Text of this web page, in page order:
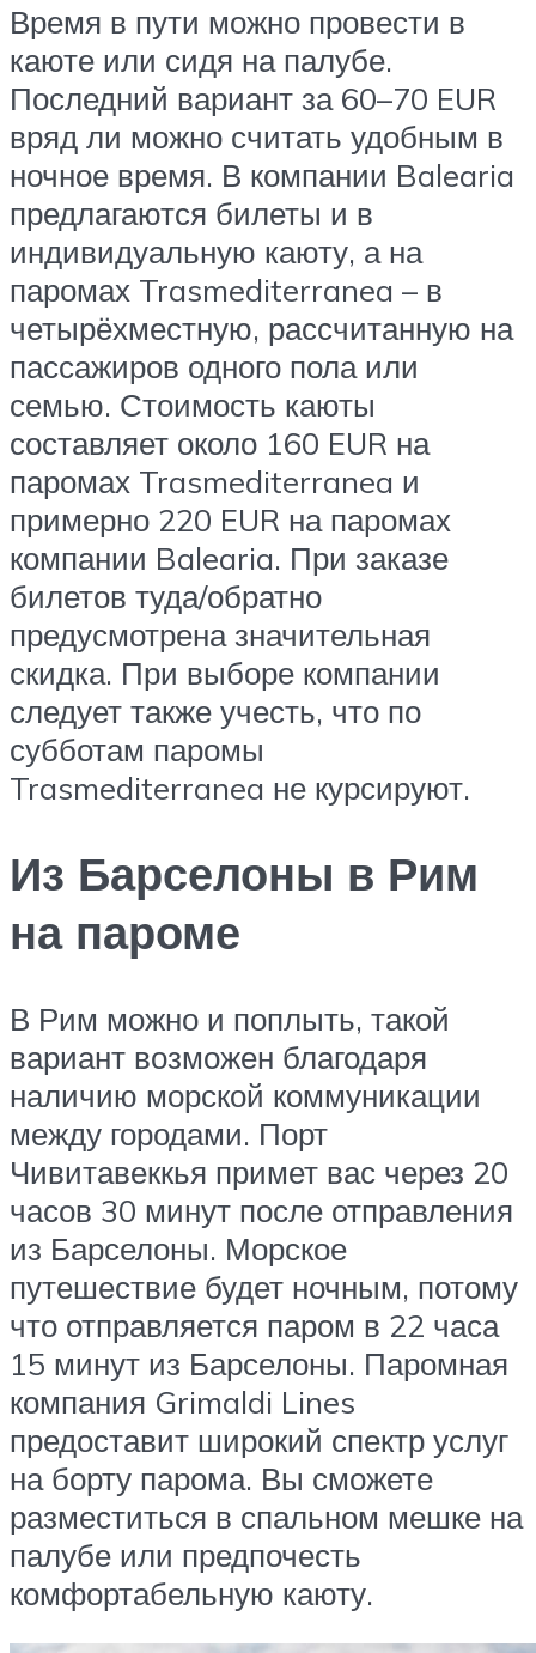
Время в пути можно провести в
каюте или сидя на палубе.
Последний вариант за 60–70 EUR
вряд ли можно считать удобным в
ночное время. В компании Balearia
предлагаются билеты и в
индивидуальную каюту, а на
паромах Trasmediterranea – в
четырёхместную, рассчитанную на
пассажиров одного пола или
семью. Стоимость каюты
составляет около 160 EUR на
паромах Trasmediterranea и
примерно 220 EUR на паромах
компании Balearia. При заказе
билетов туда/обратно
предусмотрена значительная
скидка. При выборе компании
следует также учесть, что по
субботам паромы
Trasmediterranea не курсируют.
Из Барселоны в Рим
на пароме
В Рим можно и поплыть, такой
вариант возможен благодаря
наличию морской коммуникации
между городами. Порт
Чивитавеккья примет вас через 20
часов 30 минут после отправления
из Барселоны. Морское
путешествие будет ночным, потому
что отправляется паром в 22 часа
15 минут из Барселоны. Паромная
компания Grimaldi Lines
предоставит широкий спектр услуг
на борту парома. Вы сможете
разместиться в спальном мешке на
палубе или предпочесть
комфортабельную каюту.